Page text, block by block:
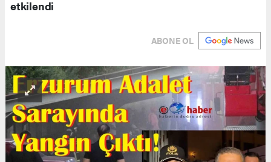
etkilendi
ABONE OL